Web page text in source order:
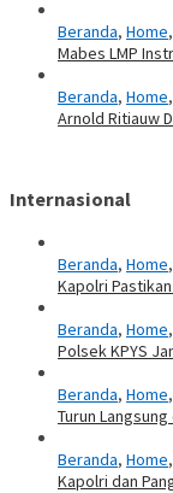
Beranda, Home,
Mabes LMP
Beranda, Home,
Arnold Ritiauw
Internasional
Beranda, Home,
Kapolri
Beranda, Home,
Polsek KPYS
Beranda, Home,
Turun
Beranda, Home,
Kapolri dan